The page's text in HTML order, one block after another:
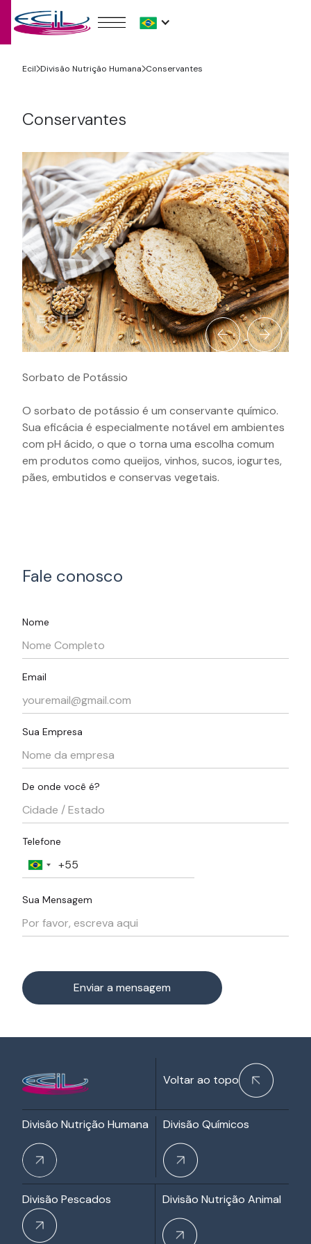
Ecil Divisão Nutrição Humana Conservantes
Conservantes
Sorbato de Potássio
O sorbato de potássio é um conservante químico.
Sua eficácia é especialmente notável em ambientes
com pH ácido, o que o torna uma escolha comum
em produtos como queijos, vinhos, sucos, iogurtes,
pães, embutidos e conservas vegetais.
Fale conosco
Nome
Email
Sua Empresa
De onde você é?
Telefone
Sua Mensagem
Divisão Nutrição Humana
Voltar ao topo
Divisão Químicos
Divisão Pescados Divisão Nutrição Animal